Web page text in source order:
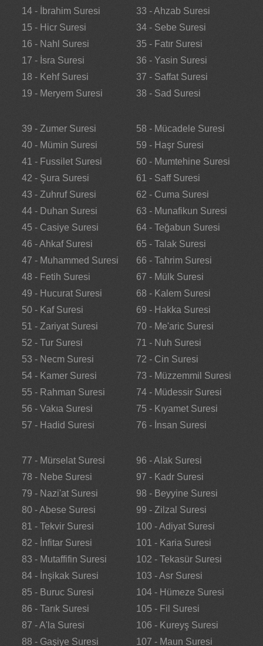
14 - İbrahim Suresi
15 - Hicr Suresi
16 - Nahl Suresi
17 - İsra Suresi
18 - Kehf Suresi
19 - Meryem Suresi
33 - Ahzab Suresi
34 - Sebe Suresi
35 - Fatır Suresi
36 - Yasin Suresi
37 - Saffat Suresi
38 - Sad Suresi
39 - Zumer Suresi
40 - Mümin Suresi
41 - Fussilet Suresi
42 - Şura Suresi
43 - Zuhruf Suresi
44 - Duhan Suresi
45 - Casiye Suresi
46 - Ahkaf Suresi
47 - Muhammed Suresi
48 - Fetih Suresi
49 - Hucurat Suresi
50 - Kaf Suresi
51 - Zariyat Suresi
52 - Tur Suresi
53 - Necm Suresi
54 - Kamer Suresi
55 - Rahman Suresi
56 - Vakıa Suresi
57 - Hadid Suresi
58 - Mücadele Suresi
59 - Haşr Suresi
60 - Mumtehine Suresi
61 - Saff Suresi
62 - Cuma Suresi
63 - Munafikun Suresi
64 - Teğabun Suresi
65 - Talak Suresi
66 - Tahrim Suresi
67 - Mülk Suresi
68 - Kalem Suresi
69 - Hakka Suresi
70 - Me'aric Suresi
71 - Nuh Suresi
72 - Cin Suresi
73 - Müzzemmil Suresi
74 - Müdessir Suresi
75 - Kıyamet Suresi
76 - İnsan Suresi
77 - Mürselat Suresi
78 - Nebe Suresi
79 - Nazi'at Suresi
80 - Abese Suresi
81 - Tekvir Suresi
82 - İnfitar Suresi
83 - Mutaffifin Suresi
84 - İnşikak Suresi
85 - Buruc Suresi
86 - Tarık Suresi
87 - A'la Suresi
88 - Gaşiye Suresi
96 - Alak Suresi
97 - Kadr Suresi
98 - Beyyine Suresi
99 - Zilzal Suresi
100 - Adiyat Suresi
101 - Karia Suresi
102 - Tekasür Suresi
103 - Asr Suresi
104 - Hümeze Suresi
105 - Fil Suresi
106 - Kureyş Suresi
107 - Maun Suresi